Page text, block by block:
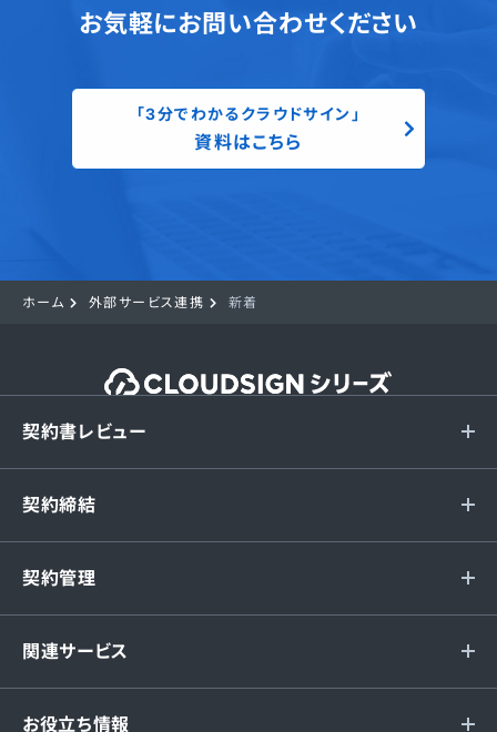
お気軽にお問い合わせください
「3分でわかるクラウドサイン」
資料はこちら
ホーム 外部サービス連携 新着
契約書レビュー
契約締結
契約管理
関連サービス
お役立ち情報